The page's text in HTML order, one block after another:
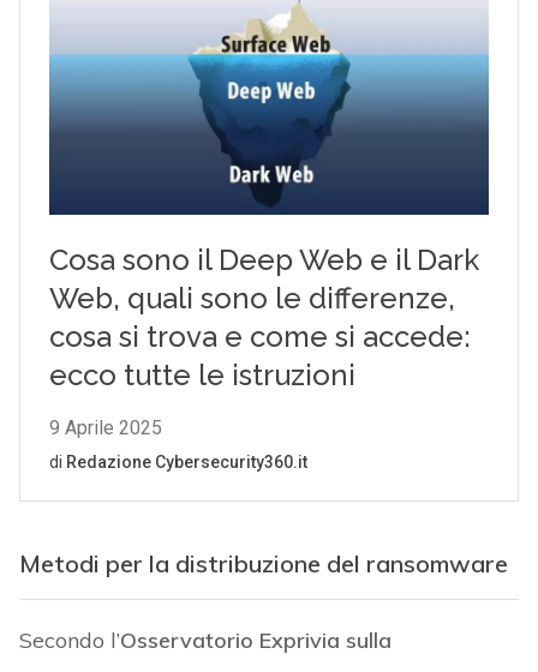
Metodi per la distribuzione del ransomware
Secondo l’Osservatorio Exprivia sulla